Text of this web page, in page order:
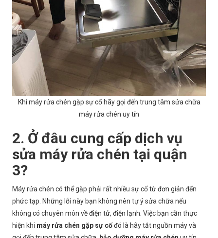
Khi máy rửa chén gặp sự cố hãy gọi đến trung tâm sửa chữa
máy rửa chén uy tín
2. Ở đâu cung cấp dịch vụ
sửa máy rửa chén tại quận
3?
Máy rửa chén có thể gặp phải rất nhiều sự cố từ đơn giản đến
phức tạp. Những lỗi này bạn không nên tự ý sửa chữa nếu
không có chuyên môn về điện tử, điện lạnh. Việc bạn cần thực
hiện khi máy rửa chén gặp sự cốđó là hãy tắt nguồn máy và